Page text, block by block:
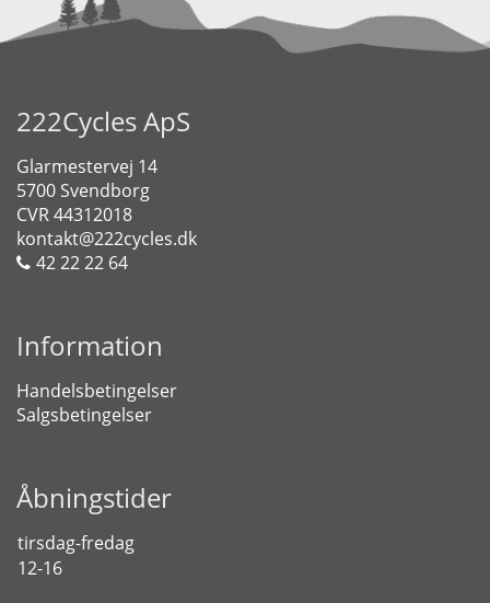
222Cycles ApS
Glarmestervej 14
5700 Svendborg
CVR 44312018
kontakt@222cycles.dk
42 22 22 64
Information
Handelsbetingelser
Salgsbetingelser
Åbningstider
tirsdag-fredag
12-16